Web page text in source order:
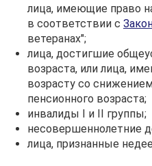
лица, имеющие право
в соответствии с
ветеранах";
лица, достигшие
возраста, или лица,
возрасту со
пенсионного возраста;
инвалиды I и II группы;
несовершеннолетние
лица, признанные